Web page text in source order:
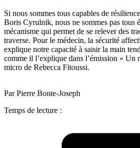
Si nous sommes tous capables de
Boris Cyrulnik, nous ne sommes pas tous
mécanisme qui permet de se relever des
traverse. Pour le médecin, la sécurité
explique notre capacité à saisir la main
comme il l’explique dans l’émission « Un
micro de Rebecca Fitoussi.
Par Pierre Bonte-Joseph
Temps de lecture :